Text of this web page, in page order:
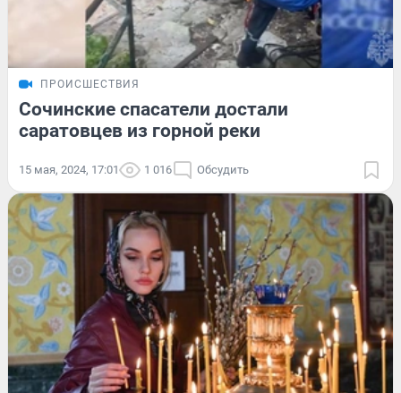
ПРОИСШЕСТВИЯ
Сочинские спасатели достали
саратовцев из горной реки
15 мая, 2024, 17:01 1 016 Обсудить